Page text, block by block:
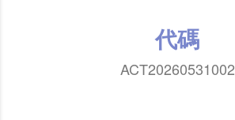
代碼
ACT20260531002